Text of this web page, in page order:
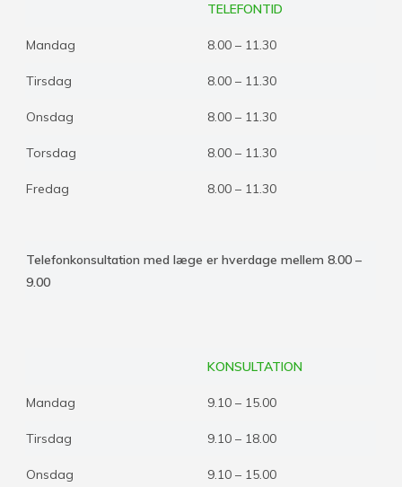
TELEFONTID
Mandag 8.00 – 11.30
Tirsdag 8.00 – 11.30
Onsdag 8.00 – 11.30
Torsdag 8.00 – 11.30
Fredag 8.00 – 11.30
Telefonkonsultation med læge er hverdage mellem 8.00 –
9.00
KONSULTATION
Mandag 9.10 – 15.00
Tirsdag 9.10 – 18.00
Onsdag 9.10 – 15.00